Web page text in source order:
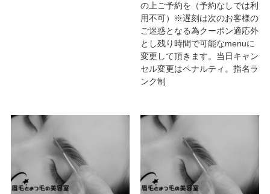
の上ご予約を（予約なしでは利
用不可）※遅刻は次のお客様の
ご迷惑となる為クーポン適応外
とし残り時間で可能なmenuに
変更して頂きます。当日キャン
セル変更はペナルティ。指名ラ
ンク制